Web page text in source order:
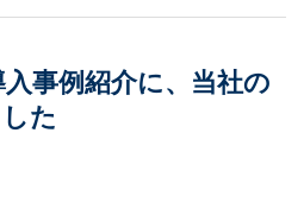
事例紹介に、当社の
た